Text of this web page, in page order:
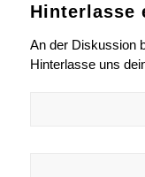
Hinterlasse
An der Diskussion
Hinterlasse uns